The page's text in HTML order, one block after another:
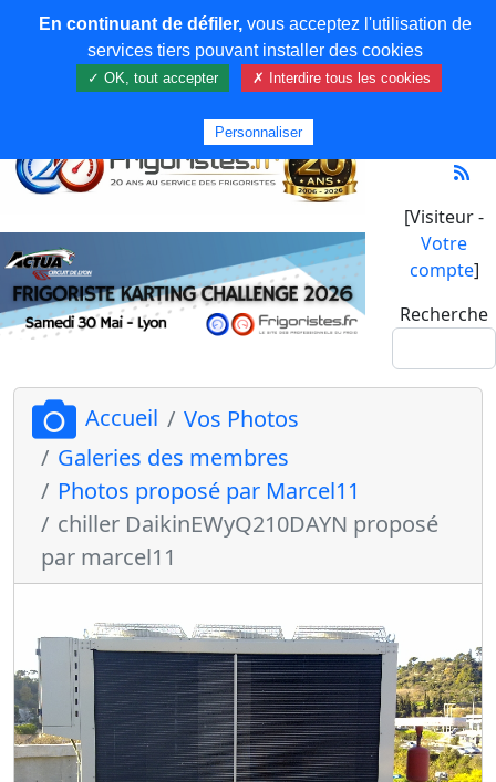
[Visiteur -
Votre
compte]
Recherche
Accueil
Vos Photos
Galeries des membres
Photos proposé par Marcel11
chiller DaikinEWyQ210DAYN proposé
par marcel11
En continuant de défiler,vous acceptez l'utilisation de
services tiers pouvant installer des cookies
✓ OK, tout accepter ✗ Interdire tous les cookies
Personnaliser